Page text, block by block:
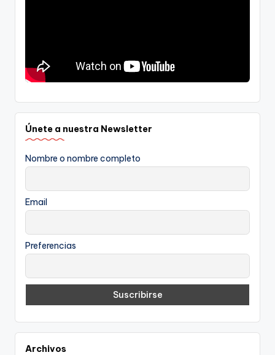
Únete a nuestra Newsletter
Nombre o nombre completo
Email
Preferencias
Archivos